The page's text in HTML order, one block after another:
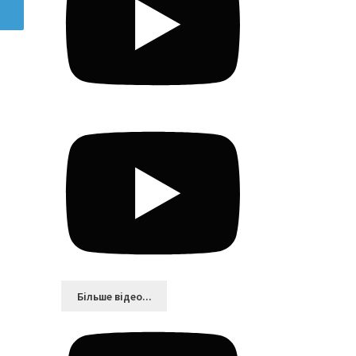
Більшe відео...